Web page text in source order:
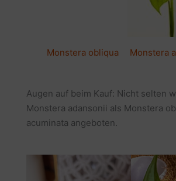
Monstera obliqua Monstera
Augen auf beim Kauf: Nicht selten
Monstera adansonii als Monstera
acuminata angeboten.